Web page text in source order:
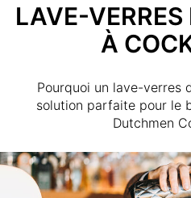
LAVE-VERRES
À
Pourquoi un lave-verres
solution parfaite pour le
Dutchmen